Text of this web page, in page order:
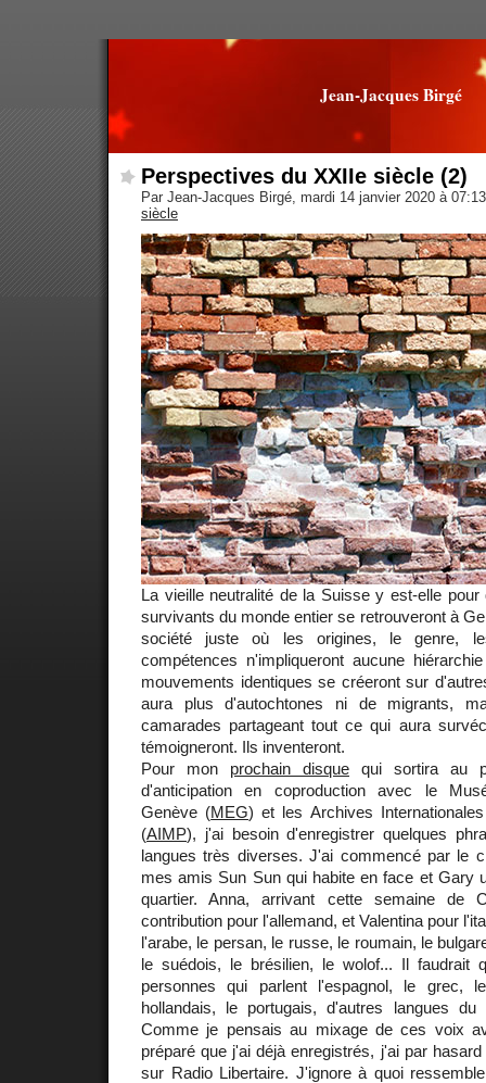
Jean-Jacques Birgé
Perspectives du XXIIe siècle (2)
Par Jean-Jacques Birgé, mardi 14 janvier 2020 à
siècle
La vieille neutralité de la Suisse y est-elle
survivants du monde entier se retrouveront à
société juste où les origines, le genre,
compétences n'impliqueront aucune
mouvements identiques se créeront sur
aura plus d'autochtones ni de migrants,
camarades partageant tout ce qui aura
témoigneront. Ils inventeront.
Pour mon prochain disque qui sortira au
d'anticipation en coproduction avec le
Genève (MEG) et les Archives
(AIMP), j'ai besoin d'enregistrer quelques
langues très diverses. J'ai commencé par le
mes amis Sun Sun qui habite en face et Gary
quartier. Anna, arrivant cette semaine de
contribution pour l'allemand, et Valentina pour
l'arabe, le persan, le russe, le roumain, le
le suédois, le brésilien, le wolof... Il faudrait
personnes qui parlent l'espagnol, le grec,
hollandais, le portugais, d'autres langues du
Comme je pensais au mixage de ces voix
préparé que j'ai déjà enregistrés, j'ai par
sur Radio Libertaire. J'ignore à quoi